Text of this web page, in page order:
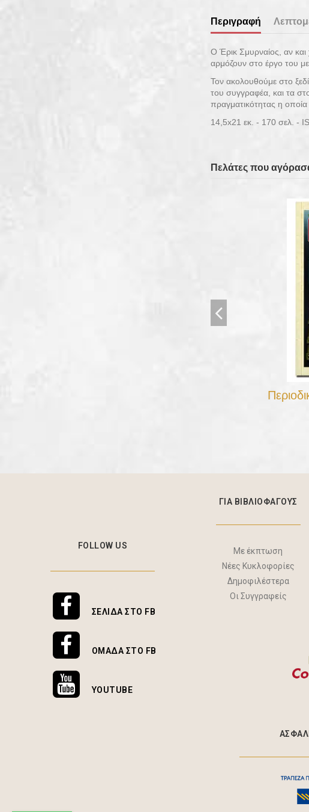
Περιγραφή
Ο Έρικ Σμυρναίος, αν και
αρμόζουν στο έργο του
Τον ακολουθούμε στο
του συγγραφέα, και τα
πραγματικότητας η
14,5x21 εκ. - 170 σελ. -
Πελάτες που
FOLLOW US
ΣΕΛΊΔΑ ΣΤΟ FB
ΟΜΆΔΑ ΣΤΟ FB
YOUTUBE
ΓΙΑ ΒΙΒΛΙΟΦΑΓΟΥΣ
Με έκπτωση
Νέες Κυκλοφορίες
Δημοφιλέστερα
Οι Συγγραφείς